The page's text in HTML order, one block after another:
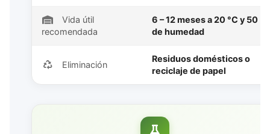
Vida útil
recomendada
6 – 12 meses a 20 °C y 50 %
de humedad
Eliminación
Residuos domésticos o
reciclaje de papel